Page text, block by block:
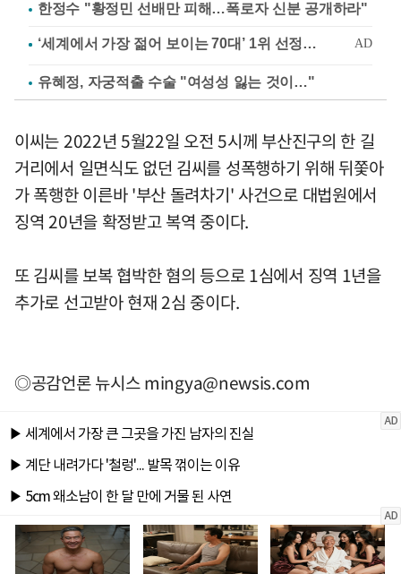
한정수 "황정민 선배만 피해…폭로자 신분 공개하라"
유혜정, 자궁적출 수술 "여성성 잃는 것이…"
이씨는 2022년 5월22일 오전 5시께 부산진구의 한 길
거리에서 일면식도 없던 김씨를 성폭행하기 위해 뒤쫓아
가 폭행한 이른바 '부산 돌려차기' 사건으로 대법원에서
징역 20년을 확정받고 복역 중이다.
또 김씨를 보복 협박한 혐의 등으로 1심에서 징역 1년을
추가로 선고받아 현재 2심 중이다.
◎공감언론 뉴시스mingya@newsis.com